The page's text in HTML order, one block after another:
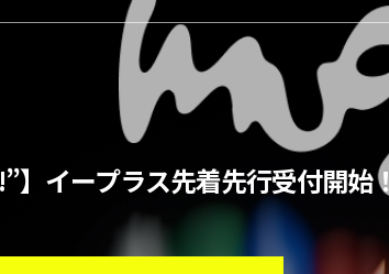
】イープラス先着先行受付開始！